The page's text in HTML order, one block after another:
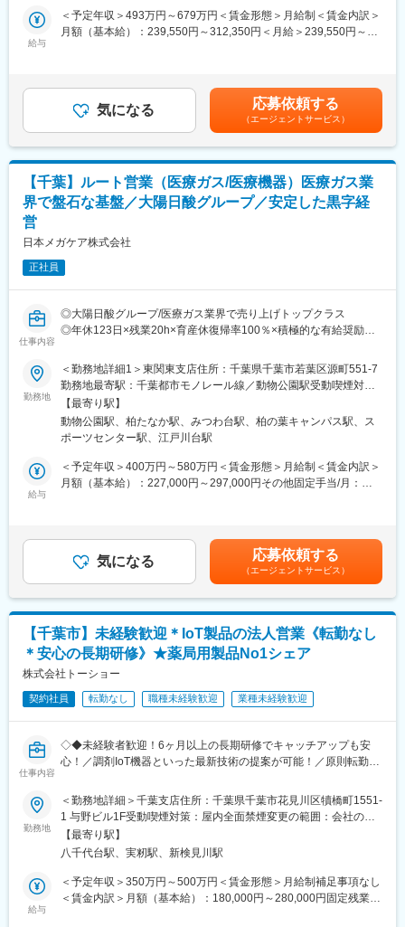
【豊富な福利厚生】
■住宅補助手当 / 会社規程に該当の場合
■保養所（多数) など
■世界初の全油圧式手術台 ～ 医療先進国である日本・アメリカで
手術台トップクラス・シェア
■脳動脈瘤「杉田クリップ」 ～ 国内約70％・世界約40％のシェ
ア、年間10万個を世界50ヶ国へ供給
プレートの開発
変更の範囲：会社の定める業務
■詳細イメージ：
・取扱製品：生体情報モニタ、スポットチェックモニタ、血圧脈
・営業スタイル：代理店と協力して医療機関へ営業活動を行いま
す。基本的に事務所へ出社しますが、直行直帰をする場合もあり
ます。全員に社用車を貸与しています。
・製品単価：数十万円～数百万円
・競合優位性：フクダ電子とオムロンヘルスケアの両社の商品を
販売できるのは当社のみです。血圧計、体温計のデータを飛ば
提案をする事ができます。
す。具体的には半年間で独り立ちしてもらうために、入社時・50
日目・150日目と3回に分けた研修プログラムを用意。人体のしく
修の合間の期間は配属先でのOJTにてキャッチアップいただきま
す。
■長期就業できる環境：
・転勤：エリア内で発生する可能性あり ※全国転勤はございませ
・手当：住宅手当、家族手当、育英一時支援金など充実
・年休128日
沿った製品ラインナップを持っており、医療従事者の不足が顕著
な地域医療や、医療に携わる方々が安心して患者様に向き合える
環境の提供に貢献できます。
変更の範囲：会社の定める業務
給与
＜予定年収＞493万円～679万円＜賃金形態＞月給制＜賃金内訳＞
月額（基本給）：239,550円～312,350円＜月給＞239,550円～
給(月額)は固定手当を含めた表記です。
気になる 応募依頼する
（エージェントサービス）
【千葉】ルート営業（医療ガス/医療機器）医療ガス業
界で盤石な基盤／大陽日酸グループ／安定した黒字経
営
日本メガケア株式会社
正社員
仕事内容
◎大陽日酸グループ/医療ガス業界で売り上げトップクラス
◎年休123日×残業20h×育産休復帰率100％×積極的な有給奨励
す！
◎取引先は大学病院をはじめ医療/福祉施設で盤石の経営基盤を持
っています
■業務内容：
医療ガスを使用いただいている医療機関・高齢者施設等へ訪問
し、医療ガスや在宅医療、医療機器等の販売を行います。様々な
商品の中からお得意様や患者様にベス
トと思われるものを紹介し、商談していただきます。
■キャリアパス：
メンバー→主任→課長代理→所長代理→課長→所長→部長→支店
長のキャリアパスがございます多様な分野でご活躍いただき、将
■当ポジションの魅力：
医療ガスは「医薬品」に規定されるガスもあり、一人一人が「命
に直接かかわる」重要性を心に刻み仕事に取り組んでいます。責
任は大きいですが、医療や福祉の基盤を支える社会貢献度の高い
■働き方：
・直行直帰可能
・転勤なし
・育産休取得率・復帰率100％・男性の取得実績あり
・個人ノルマなし
・医療機関がお取引先となるため土日祝日の出勤が発生する可能
性あり
■当社について
勤務地
＜勤務地詳細1＞東関東支店住所：千葉県千葉市若葉区源町551-7
勤務地最寄駅：千葉都市モノレール線／動物公園駅受動喫煙対
策：敷地内喫煙可能場所あり＜勤務地詳細2＞東関東支店 柏営業
所住所：千葉県柏市小青田30-4 受動喫煙対策：敷地内喫煙可能場
所あり変更の範囲：会社の定める事業所
【最寄り駅】
動物公園駅、柏たなか駅、みつわ台駅、柏の葉キャンパス駅、ス
ポーツセンター駅、江戸川台駅
給与
＜予定年収＞400万円～580万円＜賃金形態＞月給制＜賃金内訳＞
月額（基本給）：227,000円～297,000円その他固定手当/月：
気になる 応募依頼する
（エージェントサービス）
【千葉市】未経験歓迎＊IoT製品の法人営業《転勤なし
＊安心の長期研修》★薬局用製品No1シェア
株式会社トーショー
契約社員 転勤なし 職種未経験歓迎 業種未経験歓迎
仕事内容
◇◆未経験者歓迎！6ヶ月以上の長期研修でキャッチアップも安
心！／調剤IoT機器といった最新技術の提案が可能！／原則転勤は
仕事◆◇
【はじめに】
既存のお客様である調剤薬局やドラッグストアに対して、主力製
品である全自動調剤分包機などの調剤IoT機器を販売いただく職種
となります。
IoT製品の販売スキルの市場価値は上昇の一途を辿っており、同社
で得られるスキルも例外ではありません。完全未経験から市場価
勤務地
＜勤務地詳細＞千葉支店住所：千葉県千葉市花見川区犢橋町1551-
1 与野ビル1F受動喫煙対策：屋内全面禁煙変更の範囲：会社の定
める事業所（リモートワーク含む）
【最寄り駅】
八千代台駅、実籾駅、新検見川駅
給与
＜予定年収＞350万円～500万円＜賃金形態＞月給制補足事項なし
＜賃金内訳＞月額（基本給）：180,000円～280,000円固定残業手